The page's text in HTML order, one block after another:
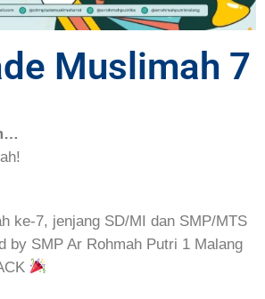
Muslimah 7
ke-7, jenjang SD/MI dan SMP/MTS
by SMP Ar Rohmah Putri 1 Malang